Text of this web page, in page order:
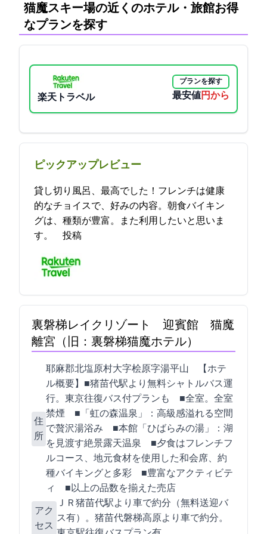
猫魔スキー場の近くのホテル・旅館:お得
なプランを探す
楽天トラベル
プランを探す
最安値10300円から
ピックアップレビュー
貸し切り風呂、最高でした！フレンチは健康
的なチョイスで、好みの内容。朝食バイキン
グは、種類が豊富。また利用したいと思いま
す。 2022-10-21 22:33:01投稿
裏磐梯レイクリゾート 迎賓館 猫魔
離宮（旧：裏磐梯猫魔ホテル）
住
所
耶麻郡北塩原村大字桧原字湯平山1171-1 【ホテ
ル概要】■猪苗代駅より無料シャトルバス運
行。東京往復バス付プランも ■全83室。全室
禁煙 ■「虹の森温泉」：高級感溢れる空間
で贅沢湯浴み ■本館「ひばらみの湯」：湖
を見渡す絶景露天温泉 ■夕食はフレンチフ
ルコース、地元食材を使用した和会席、約50
種バイキングと多彩 ■豊富なアクティビテ
ィ ■2000以上の品数を揃えた売店
アク
セス
ＪＲ猪苗代駅より車で約30分（無料送迎バ
ス有）。猪苗代磐梯高原ICより車で約25分。